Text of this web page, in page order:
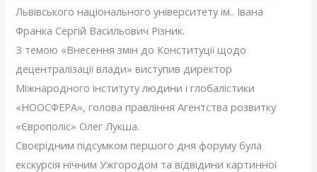
Львівського національного університету ім.. Івана
Франка Сергій Васильович Різник.
З темою «Внесення змін до Конституції щодо
децентралізації влади» виступив директор
Міжнародного інституту людини і глобалістики
«НООСФЕРА», голова правління Агентства розвитку
«Європоліс» Олег Лукша.
Своєрідним підсумком першого дня форуму була
екскурсія нічним Ужгородом та відвідини картинної